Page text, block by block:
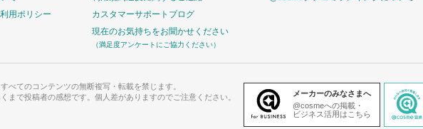
用ポリシー
カスタマーサポートブログ
現在のお気持ちをお聞かせください
（満足度アンケートにご協力ください）
べてのコンテンツの無断複写・転載を禁じます。
まで投稿者の感想です。個人差がありますのでご注意ください。
メーカーのみなさまへ
@cosmeへの掲載・
ビジネス活用はこちら